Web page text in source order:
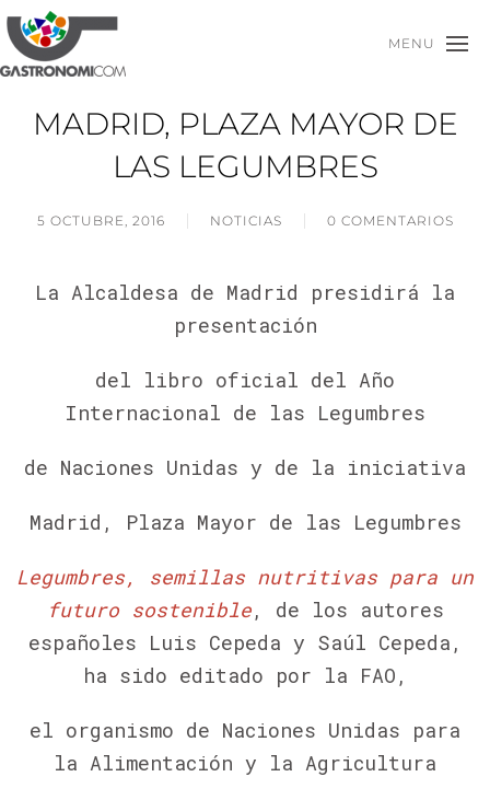
MENU
MADRID, PLAZA MAYOR DE
LAS LEGUMBRES
5 OCTUBRE, 2016 NOTICIAS 0 COMENTARIOS
La Alcaldesa de Madrid presidirá la
presentación
del libro oficial del Año
Internacional de las Legumbres
de Naciones Unidas y de la iniciativa
Madrid, Plaza Mayor de las Legumbres
Legumbres, semillas nutritivas para un
futuro sostenible, de los autores
españoles Luis Cepeda y Saúl Cepeda,
ha sido editado por la FAO,
el organismo de Naciones Unidas para
la Alimentación y la Agricultura